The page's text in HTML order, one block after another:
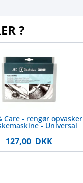
?
Care - rengør opvasker
- Universal
127,00 DKK